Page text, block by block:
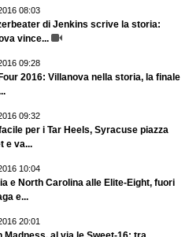
08:03
di Jenkins scrive la storia:
vince...
09:28
2016: Villanova nella storia, la finale
09:32
per i Tar Heels, Syracuse piazza
e va...
10:04
e North Carolina alle Elite-Eight, fuori
e...
20:01